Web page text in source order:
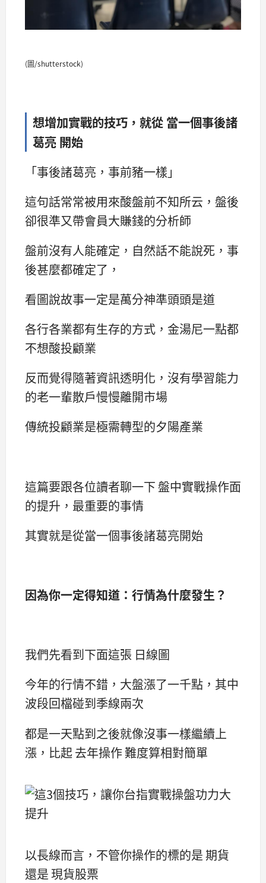
(圖/shutterstock)
想增加實戰的技巧，就從 當一個事後諸
葛亮 開始
「事後諸葛亮，事前豬一樣」
這句話常常被用來酸盤前不知所云，盤後
卻很準又帶會員大賺錢的分析師
盤前沒有人能確定，自然話不能說死，事
後甚麼都確定了，
看圖說故事一定是萬分神準頭頭是道
各行各業都有生存的方式，金湯尼一點都
不想酸投顧業
反而覺得隨著資訊透明化，沒有學習能力
的老一輩散戶慢慢離開市場
傳統投顧業是極需轉型的夕陽產業
這篇要跟各位讀者聊一下 盤中實戰操作面
的提升，最重要的事情
其實就是從當一個事後諸葛亮開始
因為你一定得知道：行情為什麼發生？
我們先看到下面這張 日線圖
今年的行情不錯，大盤漲了一千點，其中
波段回檔碰到季線兩次
都是一天點到之後就像沒事一樣繼續上
漲，比起 去年操作 難度算相對簡單
以長線而言，不管你操作的標的是 期貨
還是 現貨股票